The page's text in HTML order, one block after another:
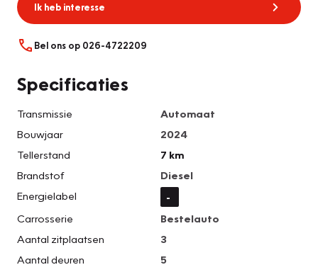
Ik heb interesse
Bel ons op 026-4722209
Specificaties
Transmissie
Automaat
Bouwjaar
2024
Tellerstand
7 km
Brandstof
Diesel
Energielabel
-
Carrosserie
Bestelauto
Aantal zitplaatsen
3
Aantal deuren
5